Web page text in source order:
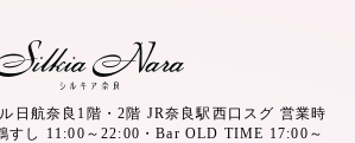
日航奈良1階・2階 JR奈良駅西口スグ 営業時
すし 11:00～22:00・Bar OLD TIME 17:00～